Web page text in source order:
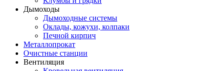
Дымоходы
Дымоходные системы
Оклады, кожухи, колпаки
Печной кирпич
Металлопрокат
Очистные станции
Вентиляция